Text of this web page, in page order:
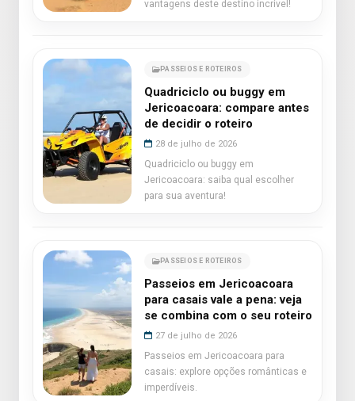
vantagens deste destino incrível!
PASSEIOS E ROTEIROS
Quadriciclo ou buggy em
Jericoacoara: compare antes
de decidir o roteiro
28 de julho de 2026
Quadriciclo ou buggy em
Jericoacoara: saiba qual escolher
para sua aventura!
PASSEIOS E ROTEIROS
Passeios em Jericoacoara
para casais vale a pena: veja
se combina com o seu roteiro
27 de julho de 2026
Passeios em Jericoacoara para
casais: explore opções românticas e
imperdíveis.